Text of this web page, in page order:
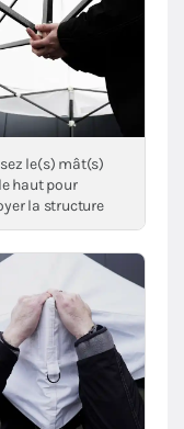
le(s) mât(s)
haut pour
la structure